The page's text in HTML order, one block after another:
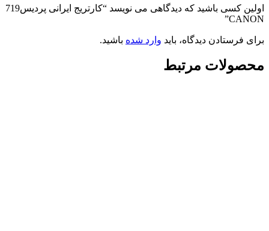
اولین کسی باشید که دیدگاهی می نویسد “کارتریج ایرانی پردیس719
CANON”
برای فرستادن دیدگاه، باید وارد شده باشید.
محصولات مرتبط